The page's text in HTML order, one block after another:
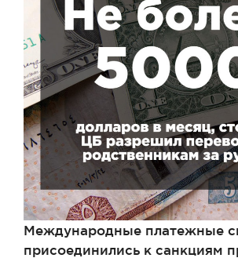
Международные платежные
присоединились к санкциям